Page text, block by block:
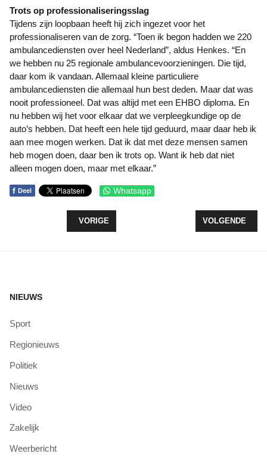
Trots op professionaliseringsslag
Tijdens zijn loopbaan heeft hij zich ingezet voor het
professionaliseren van de zorg. “Toen ik begon hadden we 220
ambulancediensten over heel Nederland”, aldus Henkes. “En
we hebben nu 25 regionale ambulancevoorzieningen. Die tijd,
daar kom ik vandaan. Allemaal kleine particuliere
ambulancediensten die allemaal hun best deden. Maar dat was
nooit professioneel. Dat was altijd met een EHBO diploma. En
nu hebben wij het voor elkaar dat we verpleegkundige op de
auto’s hebben. Dat heeft een hele tijd geduurd, maar daar heb ik
aan mee mogen werken. Dat ik dat met deze mensen samen
heb mogen doen, daar ben ik trots op. Want ik heb dat niet
alleen mogen doen, maar met elkaar.”
f Deel Whatsapp
VORIG ARTIKEL: BRANDWEER JEFFREY AAN HET
VORIGE VOLGENDE
VOLGENDE
NIEUWS
Sport
Regionieuws
Politiek
Nieuws
Video
Zakelijk
Weerbericht